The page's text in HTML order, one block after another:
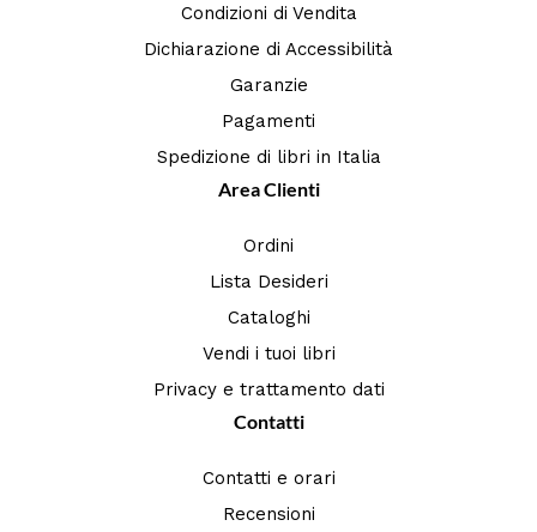
Condizioni di Vendita
Dichiarazione di Accessibilità
Garanzie
Pagamenti
Spedizione di libri in Italia
Area Clienti
Ordini
Lista Desideri
Cataloghi
Vendi i tuoi libri
Privacy e trattamento dati
Contatti
Contatti e orari
Recensioni